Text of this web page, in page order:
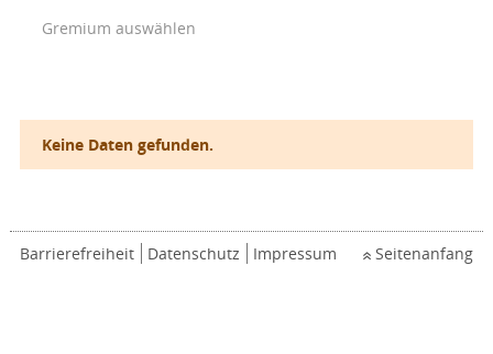
Gremium auswählen
Keine Daten gefunden.
Barrierefreiheit Datenschutz Impressum Seitenanfang